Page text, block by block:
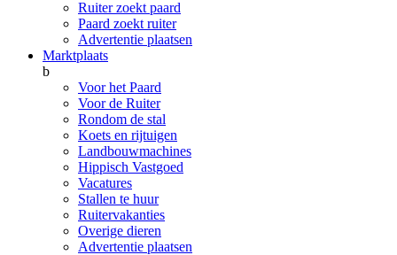
Ruiter zoekt paard
Paard zoekt ruiter
Advertentie plaatsen
Marktplaats
b
Voor het Paard
Voor de Ruiter
Rondom de stal
Koets en rijtuigen
Landbouwmachines
Hippisch Vastgoed
Vacatures
Stallen te huur
Ruitervakanties
Overige dieren
Advertentie plaatsen